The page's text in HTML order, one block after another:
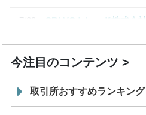
7/29
SBI VCトレード株式会社
今注目のコンテンツ
取引所おすすめランキング